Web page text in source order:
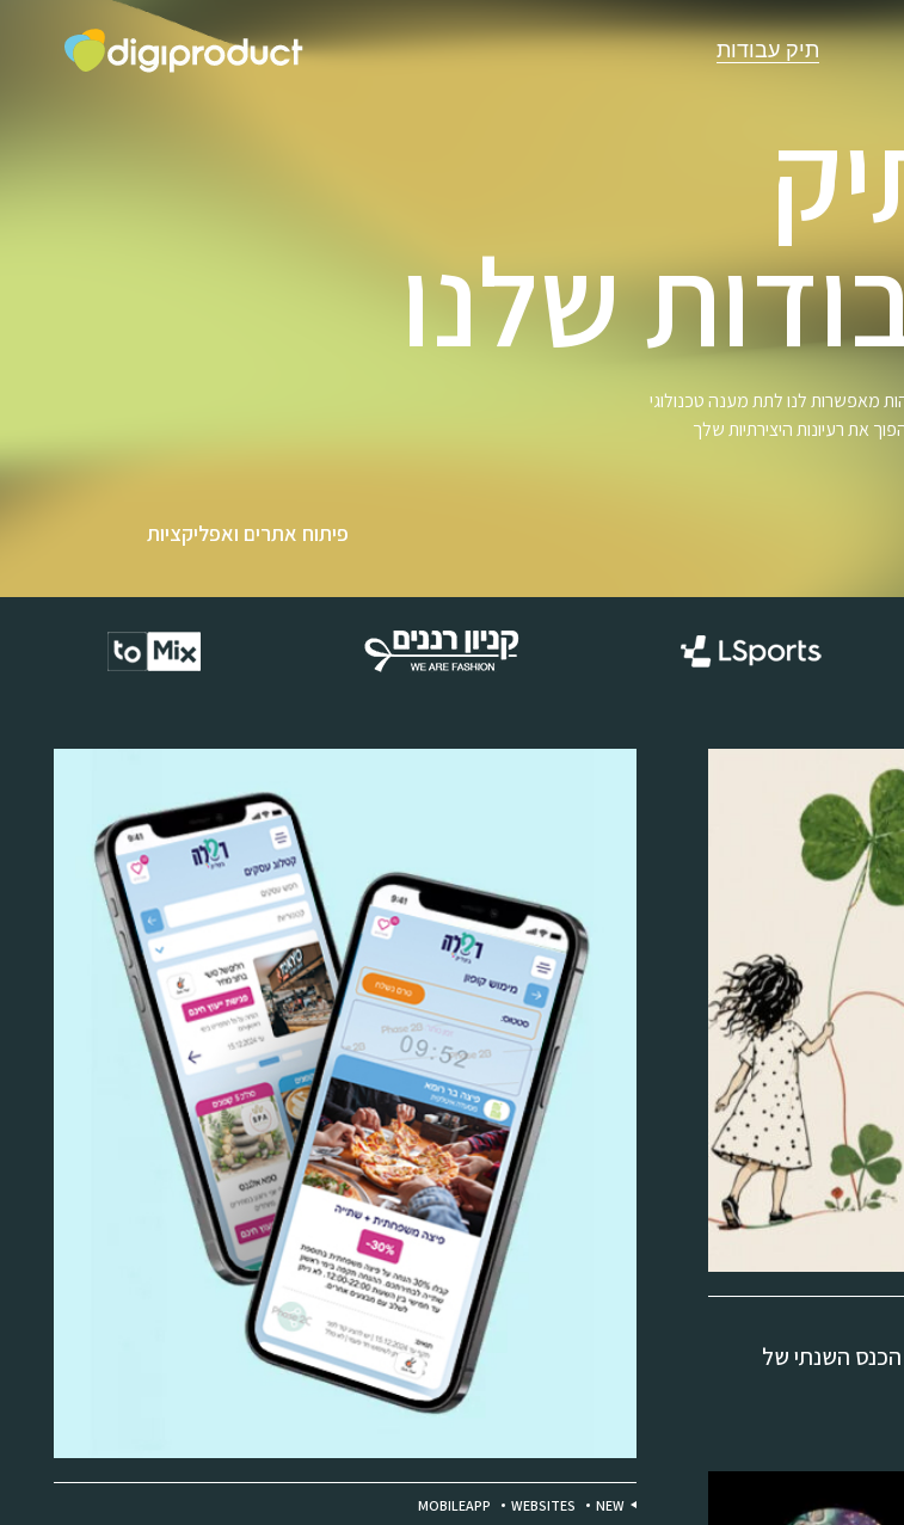
תיק עבודות
פיתוח אתרים ואפליקציות
שלנו
מאפשרות לנו לתת מענה טכנולוגי
את רעיונות היצירתיות שלך
MOBILEAPP WEBSITES NEW
השנתי של